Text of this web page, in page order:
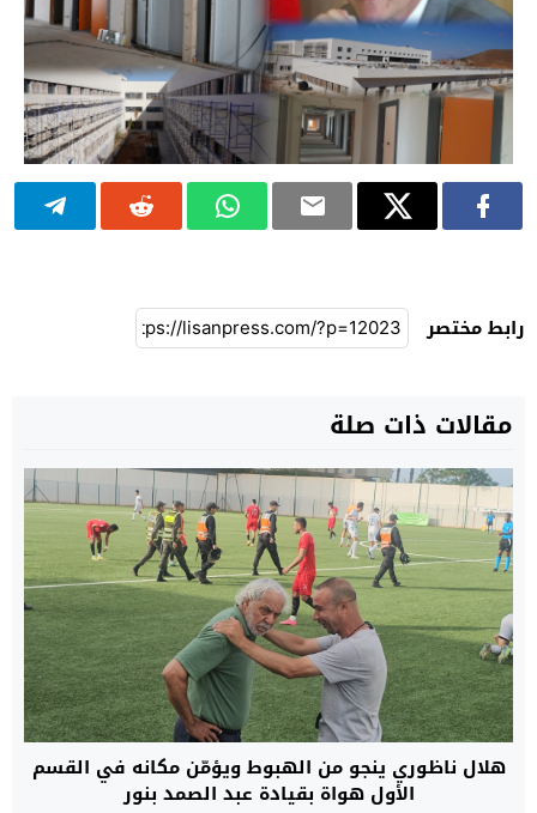
رابط مختصر
مقالات ذات صلة
هلال ناظوري ينجو من الهبوط ويؤمّن مكانه في القسم
الأول هواة بقيادة عبد الصمد بنور